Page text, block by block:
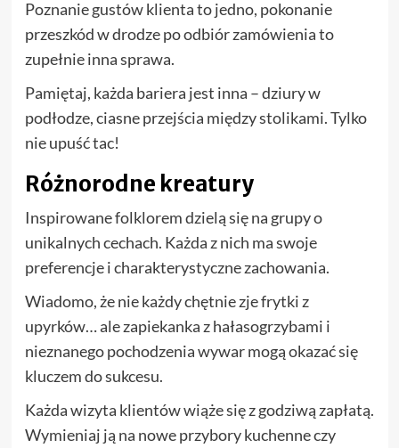
Poznanie gustów klienta to jedno, pokonanie
przeszkód w drodze po odbiór zamówienia to
zupełnie inna sprawa.
Pamiętaj, każda bariera jest inna – dziury w
podłodze, ciasne przejścia między stolikami. Tylko
nie upuść tac!
Różnorodne kreatury
Inspirowane folklorem dzielą się na grupy o
unikalnych cechach. Każda z nich ma swoje
preferencje i charakterystyczne zachowania.
Wiadomo, że nie każdy chętnie zje frytki z
upyrków… ale zapiekanka z hałasogrzybami i
nieznanego pochodzenia wywar mogą okazać się
kluczem do sukcesu.
Każda wizyta klientów wiąże się z godziwą zapłatą.
Wymieniaj ją na nowe przybory kuchenne czy